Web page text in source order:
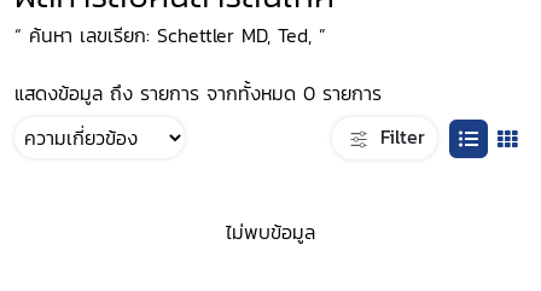
“ ค้นหา เลขเรียก: Schettler MD, Ted, ”
แสดงข้อมูล ถึง รายการ จากทั้งหมด 0 รายการ
Filter
ไม่พบข้อมูล